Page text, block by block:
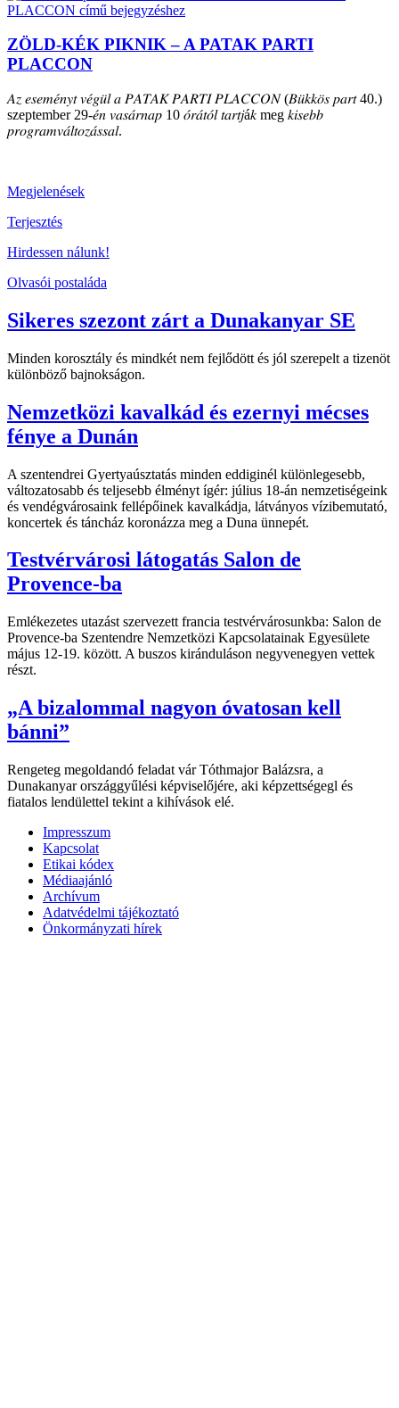
ZÖLD-KÉK PIKNIK – A PATAK PARTI
PLACCON
𝐴𝑧 𝑒𝑠𝑒𝑚𝑒́𝑛𝑦𝑡 𝑣𝑒́𝑔𝑢̈𝑙 𝑎 𝑃𝐴𝑇𝐴𝐾 𝑃𝐴𝑅𝑇𝐼 𝑃𝐿𝐴𝐶𝐶𝑂𝑁 (𝐵𝑢̈𝑘𝑘𝑜̈𝑠 𝑝𝑎𝑟𝑡 40.)
szeptember 29-𝑒́𝑛 𝑣𝑎𝑠𝑎́𝑟𝑛𝑎𝑝 10 𝑜́𝑟𝑎́𝑡𝑜́𝑙 𝑡𝑎𝑟𝑡𝑗á𝑘 meg 𝑘𝑖𝑠𝑒𝑏𝑏
𝑝𝑟𝑜𝑔𝑟𝑎𝑚𝑣𝑎́𝑙𝑡𝑜𝑧𝑎́𝑠𝑠𝑎𝑙.
Megjelenések
Terjesztés
Hirdessen nálunk!
Olvasói postaláda
Sikeres szezont zárt a Dunakanyar SE
Minden korosztály és mindkét nem fejlődött és jól szerepelt a tizenöt
különböző bajnokságon.
Nemzetközi kavalkád és ezernyi mécses
fénye a Dunán
A szentendrei Gyertyaúsztatás minden eddiginél különlegesebb,
változatosabb és teljesebb élményt ígér: július 18-án nemzetiségeink
és vendégvárosaink fellépőinek kavalkádja, látványos vízibemutató,
koncertek és táncház koronázza meg a Duna ünnepét.
Testvérvárosi látogatás Salon de
Provence-ba
Emlékezetes utazást szervezett francia testvérvárosunkba: Salon de
Provence-ba Szentendre Nemzetközi Kapcsolatainak Egyesülete
május 12-19. között. A buszos kiránduláson negyvenegyen vettek
részt.
„A bizalommal nagyon óvatosan kell
bánni”
Rengeteg megoldandó feladat vár Tóthmajor Balázsra, a
Dunakanyar országgyűlési képviselőjére, aki képzettségegl és
fiatalos lendülettel tekint a kihívások elé.
Impresszum
Kapcsolat
Etikai kódex
Médiaajánló
Archívum
Adatvédelmi tájékoztató
Önkormányzati hírek